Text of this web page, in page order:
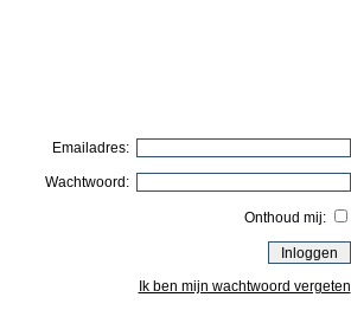
Emailadres:
Wachtwoord:
Onthoud mij:
Ik ben mijn wachtwoord vergeten